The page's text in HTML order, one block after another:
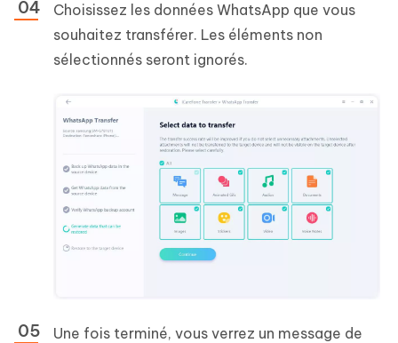
Choisissez les données WhatsApp que vous
souhaitez transférer. Les éléments non
sélectionnés seront ignorés.
Une fois terminé, vous verrez un message de